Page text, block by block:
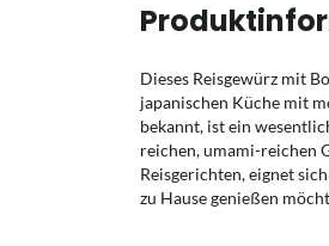
Dieses Reisgewürz mit
japanischen Küche mit
bekannt, ist ein
reichen, umami-reichen
Reisgerichten, eignet
zu Hause genießen